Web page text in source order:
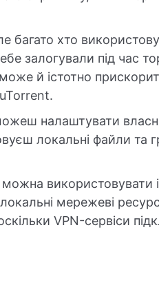
багато хто
залогували під час
й істотно
налаштувати
локальні файли та
можна використовувати
мережеві
VPN-сервіси